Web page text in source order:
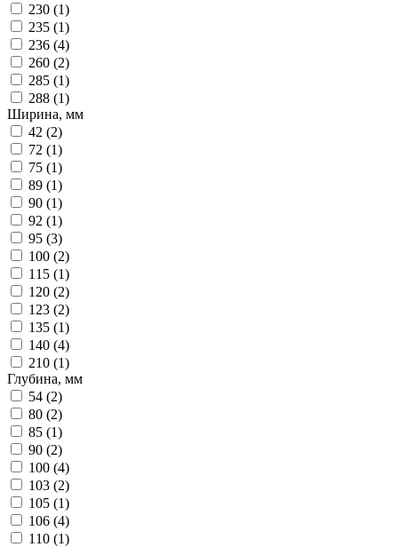
230 (1)
235 (1)
236 (4)
260 (2)
285 (1)
288 (1)
Ширина, мм
42 (2)
72 (1)
75 (1)
89 (1)
90 (1)
92 (1)
95 (3)
100 (2)
115 (1)
120 (2)
123 (2)
135 (1)
140 (4)
210 (1)
Глубина, мм
54 (2)
80 (2)
85 (1)
90 (2)
100 (4)
103 (2)
105 (1)
106 (4)
110 (1)